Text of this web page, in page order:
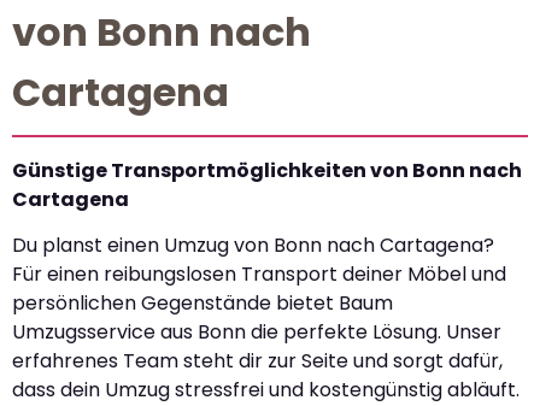
von Bonn nach
Cartagena
Günstige Transportmöglichkeiten von Bonn nach
Cartagena
Du planst einen Umzug von Bonn nach Cartagena?
Für einen reibungslosen Transport deiner Möbel und
persönlichen Gegenstände bietet Baum
Umzugsservice aus Bonn die perfekte Lösung. Unser
erfahrenes Team steht dir zur Seite und sorgt dafür,
dass dein Umzug stressfrei und kostengünstig abläuft.